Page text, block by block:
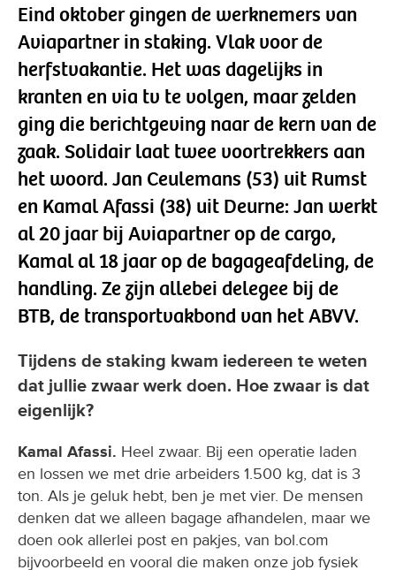
Eind oktober gingen de werknemers van
Aviapartner in staking. Vlak voor de
herfstvakantie. Het was dagelijks in
kranten en via tv te volgen, maar zelden
ging die berichtgeving naar de kern van de
zaak. Solidair laat twee voortrekkers aan
het woord. Jan Ceulemans (53) uit Rumst
en Kamal Afassi (38) uit Deurne: Jan werkt
al 20 jaar bij Aviapartner op de cargo,
Kamal al 18 jaar op de bagageafdeling, de
handling. Ze zijn allebei delegee bij de
BTB, de transportvakbond van het ABVV.
Tijdens de staking kwam iedereen te weten
dat jullie zwaar werk doen. Hoe zwaar is dat
eigenlijk?
Kamal Afassi. Heel zwaar. Bij een operatie laden
en lossen we met drie arbeiders 1.500 kg, dat is 3
ton. Als je geluk hebt, ben je met vier. De mensen
denken dat we alleen bagage afhandelen, maar we
doen ook allerlei post en pakjes, van bol.com
bijvoorbeeld en vooral die maken onze job fysiek